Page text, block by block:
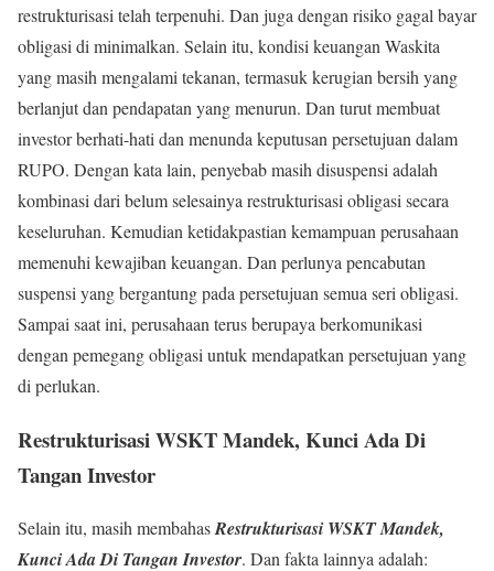
restrukturisasi telah terpenuhi. Dan juga dengan risiko gagal bayar
obligasi di minimalkan. Selain itu, kondisi keuangan Waskita
yang masih mengalami tekanan, termasuk kerugian bersih yang
berlanjut dan pendapatan yang menurun. Dan turut membuat
investor berhati-hati dan menunda keputusan persetujuan dalam
RUPO. Dengan kata lain, penyebab masih disuspensi adalah
kombinasi dari belum selesainya restrukturisasi obligasi secara
keseluruhan. Kemudian ketidakpastian kemampuan perusahaan
memenuhi kewajiban keuangan. Dan perlunya pencabutan
suspensi yang bergantung pada persetujuan semua seri obligasi.
Sampai saat ini, perusahaan terus berupaya berkomunikasi
dengan pemegang obligasi untuk mendapatkan persetujuan yang
di perlukan.
Restrukturisasi WSKT Mandek, Kunci Ada Di
Tangan Investor
Selain itu, masih membahasRestrukturisasi WSKT Mandek,
Kunci Ada Di Tangan Investor. Dan fakta lainnya adalah: